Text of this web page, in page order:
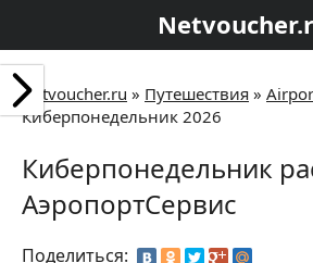
Netvoucher.ru » Путешествия »
Киберпонедельник 2026
Киберпонедельник
АэропортСервис
Поделиться: